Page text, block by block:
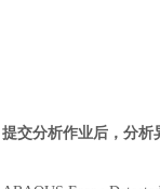
提交分析作业后，分析